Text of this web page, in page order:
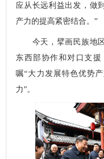
应从长远利益出发，做
产力的提高紧密结合。”
今天，擘画民族地区
东西部协作和对口支
嘱“大力发展特色优势
力”。